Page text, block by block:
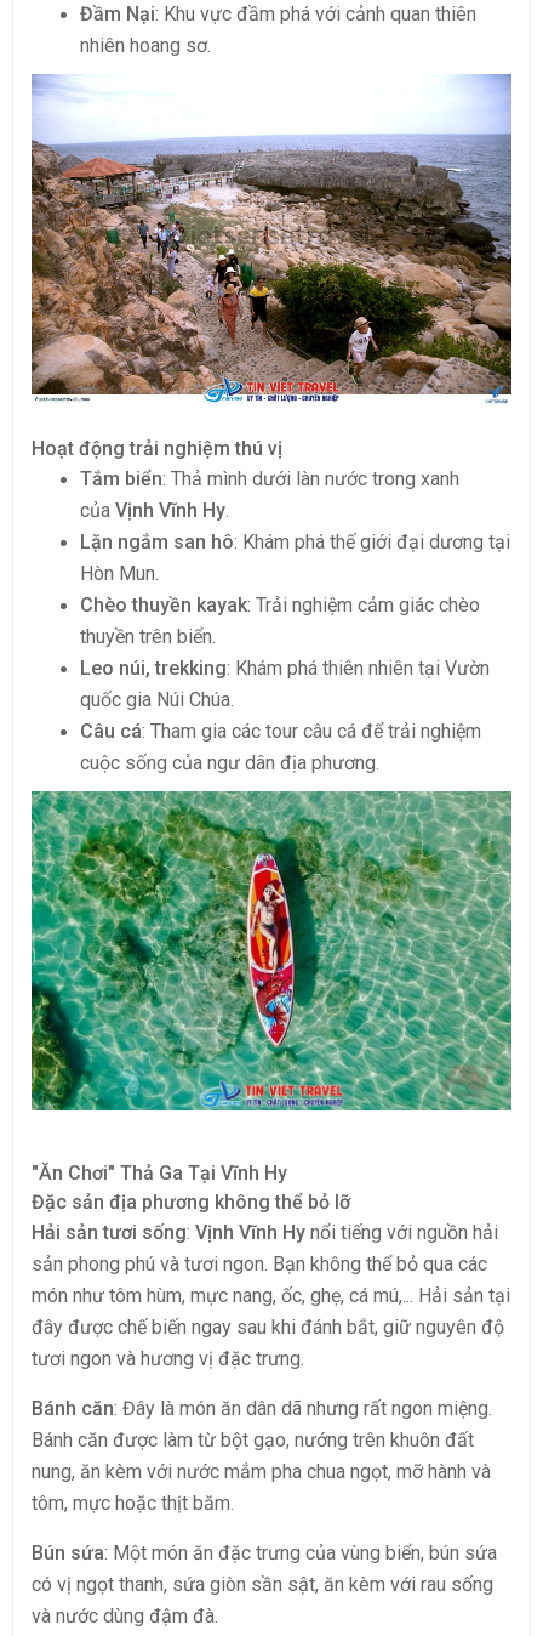
Đầm Nại: Khu vực đầm phá với cảnh quan thiên
nhiên hoang sơ.
Hoạt động trải nghiệm thú vị
Tắm biển: Thả mình dưới làn nước trong xanh
của Vịnh Vĩnh Hy
Lặn ngắm san hô: Khám phá thế giới đại dương tại
Hòn Mun.
Chèo thuyền kayak: Trải nghiệm cảm giác chèo
thuyền trên biển.
Leo núi, trekking: Khám phá thiên nhiên tại Vườn
quốc gia Núi Chúa.
Câu cá: Tham gia các tour câu cá để trải nghiệm
cuộc sống của ngư dân địa phương.
"Ăn Chơi" Thả Ga Tại Vĩnh Hy
Đặc sản địa phương không thể bỏ lỡ
Hải sản tươi sống: Vịnh Vĩnh Hy nổi tiếng với nguồn hải
sản phong phú và tươi ngon. Bạn không thể bỏ qua các
món như tôm hùm, mực nang, ốc, ghẹ, cá mú,... Hải sản tại
đây được chế biến ngay sau khi đánh bắt, giữ nguyên độ
tươi ngon và hương vị đặc trưng.
Bánh căn: Đây là món ăn dân dã nhưng rất ngon miệng.
Bánh căn được làm từ bột gạo, nướng trên khuôn đất
nung, ăn kèm với nước mắm pha chua ngọt, mỡ hành và
tôm, mực hoặc thịt băm.
Bún sứa: Một món ăn đặc trưng của vùng biển, bún sứa
có vị ngọt thanh, sứa giòn sần sật, ăn kèm với rau sống
và nước dùng đậm đà.